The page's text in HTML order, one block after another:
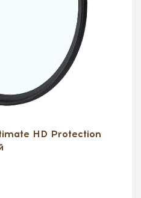
HD Protection